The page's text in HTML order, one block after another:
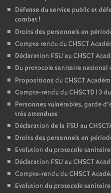
Défense du service public et
combat!
Droits des personnels en
Compte rendu du CHSCT
Déclaration FSU au CHSCT
Du protocole sanitaire national «
Propositions du CHSCT
Compte-rendu du CHSCTD13
Personnes vulnérables, garde
très attendues
Déclaration de la FSU au
Droits des personnels en
Evolution du protocole
Déclaration FSU au CHSCT
Compte-rendu du CHSCT
Evolution du protocole